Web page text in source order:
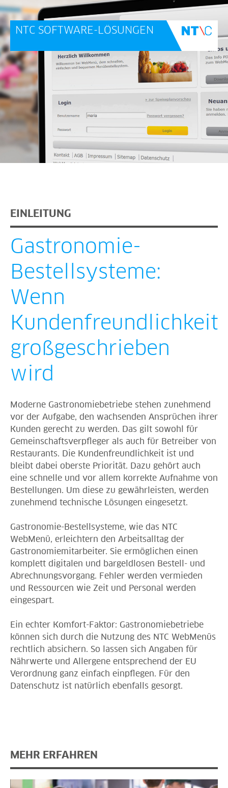
NTC SOFTWARE-LÖSUNGEN
EINLEITUNG
Gastronomie-
Bestellsysteme:
Wenn
Kundenfreundlichkeit
großgeschrieben
wird
Moderne Gastronomiebetriebe stehen zunehmend
vor der Aufgabe, den wachsenden Ansprüchen ihrer
Kunden gerecht zu werden. Das gilt sowohl für
Gemeinschaftsverpfleger als auch für Betreiber von
Restaurants. Die Kundenfreundlichkeit ist und
bleibt dabei oberste Priorität. Dazu gehört auch
eine schnelle und vor allem korrekte Aufnahme von
Bestellungen. Um diese zu gewährleisten, werden
zunehmend technische Lösungen eingesetzt.
Gastronomie-Bestellsysteme, wie das NTC
WebMenü, erleichtern den Arbeitsalltag der
Gastronomiemitarbeiter. Sie ermöglichen einen
komplett digitalen und bargeldlosen Bestell- und
Abrechnungsvorgang. Fehler werden vermieden
und Ressourcen wie Zeit und Personal werden
eingespart.
Ein echter Komfort-Faktor: Gastronomiebetriebe
können sich durch die Nutzung des NTC WebMenüs
rechtlich absichern. So lassen sich Angaben für
Nährwerte und Allergene entsprechend der EU
Verordnung ganz einfach einpflegen. Für den
Datenschutz ist natürlich ebenfalls gesorgt.
MEHR ERFAHREN